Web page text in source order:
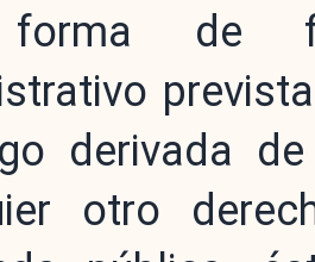
de
derivada
otro